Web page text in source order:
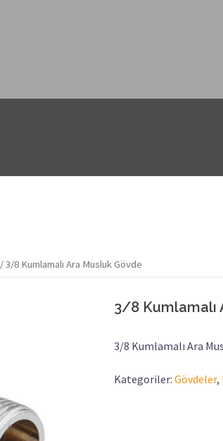
/ 3/8 Kumlamalı Ara Musluk Gövde
3/8 Kumlamalı
3/8 Kumlamalı Ara
Kategoriler: Gövdeler,